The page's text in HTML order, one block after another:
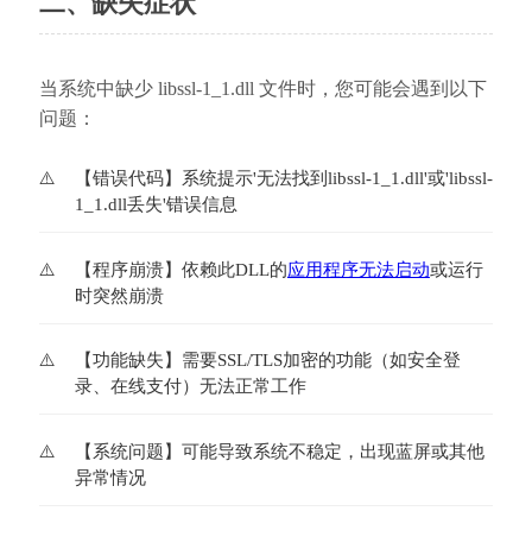
当系统中缺少 libssl-1_1.dll 文件时，您可能会遇到以下
问题：
【错误代码】系统提示'无法找到libssl-1_1.dll'或'libssl-
1_1.dll丢失'错误信息
【程序崩溃】依赖此DLL的应用程序无法启动或运行
时突然崩溃
【功能缺失】需要SSL/TLS加密的功能（如安全登
录、在线支付）无法正常工作
【系统问题】可能导致系统不稳定，出现蓝屏或其他
异常情况